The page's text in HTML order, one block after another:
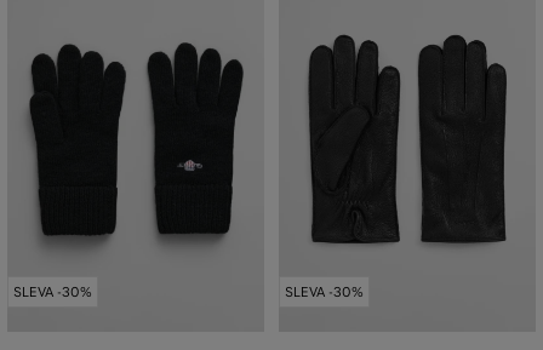
SLEVA -30% SLEVA -30%